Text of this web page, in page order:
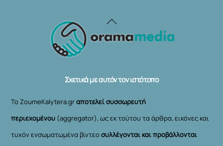
Back
To
Σχετικά με αυτόν τον ιστότοπο
Το ZoumeKalytera.grαποτελεί συσσωρευτή
περιεχομένου (aggregator), ως εκ τούτου τα άρθρα, εικόνες και
τυχόν ενσωματωμένα βίντεοσυλλέγονται και προβάλλονται